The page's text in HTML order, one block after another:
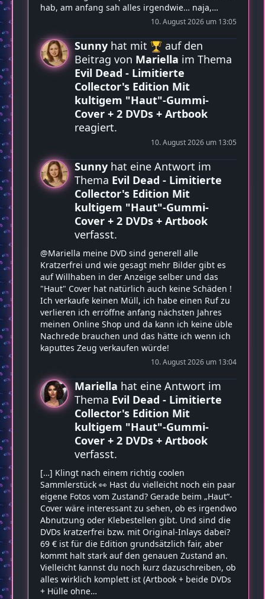
hab, am anfang sah alles irgendwie… naja,…
10. August 2026 um 13:05
Sunny hat mit
auf den
Beitrag von Mariella im Thema
Evil Dead - Limitierte
Collector's Edition Mit
kultigem "Haut"-Gummi-
Cover + 2 DVDs + Artbook
reagiert.
10. August 2026 um 13:05
Sunny hat eine Antwort im
Thema Evil Dead - Limitierte
Collector's Edition Mit
kultigem "Haut"-Gummi-
Cover + 2 DVDs + Artbook
verfasst.
@Mariella meine DVD sind generell alle
Kratzerfrei und wie gesagt mehr Bilder gibt es
auf Willhaben in der Anzeige selber und das
"Haut" Cover hat natürlich auch keine Schäden !
Ich verkaufe keinen Müll, ich habe einen Ruf zu
verlieren ich erröffne anfang nächsten Jahres
meinen Online Shop und da kann ich keine üble
Nachrede brauchen und das hätte ich wenn ich
kaputtes Zeug verkaufen würde!
10. August 2026 um 13:04
Mariella hat eine Antwort im
Thema Evil Dead - Limitierte
Collector's Edition Mit
kultigem "Haut"-Gummi-
Cover + 2 DVDs + Artbook
verfasst.
[…] Klingt nach einem richtig coolen
Sammlerstück 👀 Hast du vielleicht noch ein paar
eigene Fotos vom Zustand? Gerade beim „Haut“-
Cover wäre interessant zu sehen, ob es irgendwo
Abnutzung oder Klebestellen gibt. Und sind die
DVDs kratzerfrei bzw. mit Original-Inlays dabei?
69 € ist für die Edition grundsätzlich fair, aber
kommt halt stark auf den genauen Zustand an.
Vielleicht kannst du noch kurz dazuschreiben, ob
alles wirklich komplett ist (Artbook + beide DVDs
+ Hülle ohne…